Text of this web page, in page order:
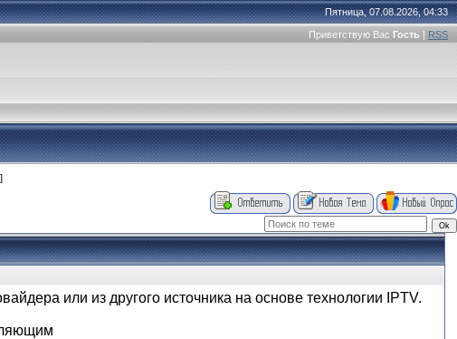
Пятница, 07.08.2026, 04:33
Приветствую Вас Гость | RSS
]
или из другого источника на основе технологии IPTV.